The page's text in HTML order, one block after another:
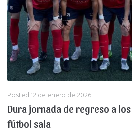
Posted12 de enero de 2026
Dura jornada de regreso a
fútbol sala